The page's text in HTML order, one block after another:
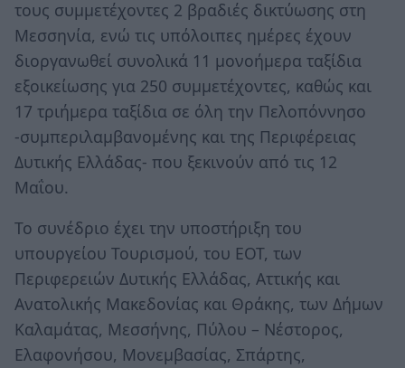
τους συμμετέχοντες 2 βραδιές δικτύωσης στη
Μεσσηνία, ενώ τις υπόλοιπες ημέρες έχουν
διοργανωθεί συνολικά 11 μονοήμερα ταξίδια
εξοικείωσης για 250 συμμετέχοντες, καθώς και
17 τριήμερα ταξίδια σε όλη την Πελοπόννησο
-συμπεριλαμβανομένης και της Περιφέρειας
Δυτικής Ελλάδας- που ξεκινούν από τις 12
Μαΐου.
Το συνέδριο έχει την υποστήριξη του
υπουργείου Τουρισμού, του ΕΟΤ, των
Περιφερειών Δυτικής Ελλάδας, Αττικής και
Ανατολικής Μακεδονίας και Θράκης, των Δήμων
Καλαμάτας, Μεσσήνης, Πύλου – Νέστορος,
Ελαφονήσου, Μονεμβασίας, Σπάρτης,